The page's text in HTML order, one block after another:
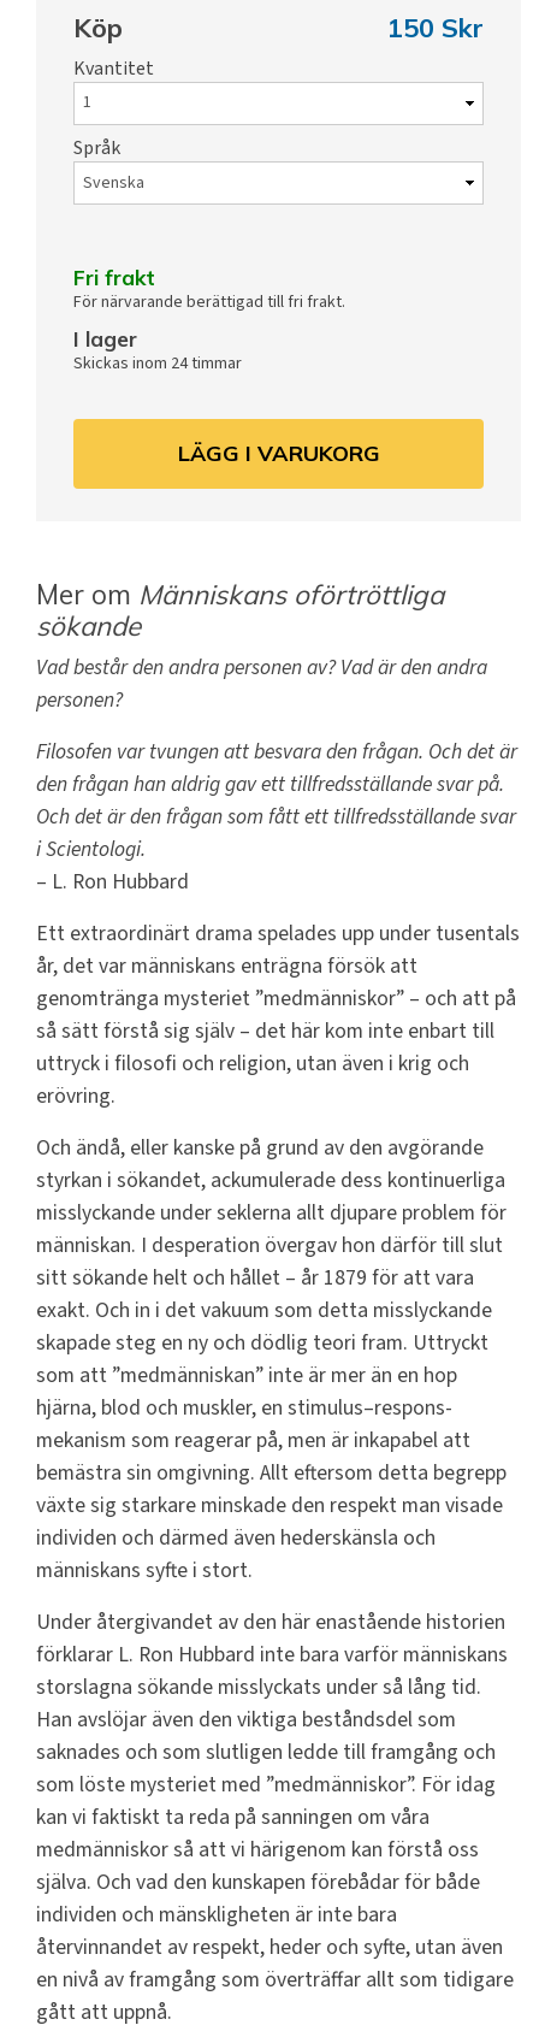
Köp 150 Skr
Kvantitet
Språk
Fri frakt
För närvarande berättigad till fri frakt.
I lager
Skickas inom 24 timmar
LÄGG I VARUKORG
Mer om Människans oförtröttliga
sökande
Vad består den andra personen av? Vad är den andra
personen?
Filosofen var tvungen att besvara den frågan. Och det är
den frågan han aldrig gav ett tillfredsställande svar på.
Och det är den frågan som fått ett tillfredsställande svar
i Scientologi.
– L. Ron Hubbard
Ett extraordinärt drama spelades upp under tusentals
år, det var människans enträgna försök att
genomtränga mysteriet ”medmänniskor” – och att på
så sätt förstå sig själv – det här kom inte enbart till
uttryck i filosofi och religion, utan även i krig och
erövring.
Och ändå, eller kanske på grund av den avgörande
styrkan i sökandet, ackumulerade dess kontinuerliga
misslyckande under seklerna allt djupare problem för
människan. I desperation övergav hon därför till slut
sitt sökande helt och hållet – år 1879 för att vara
exakt. Och in i det vakuum som detta misslyckande
skapade steg en ny och dödlig teori fram. Uttryckt
som att ”medmänniskan” inte är mer än en hop
hjärna, blod och muskler, en stimulus–respons-
mekanism som reagerar på, men är inkapabel att
bemästra sin omgivning. Allt eftersom detta begrepp
växte sig starkare minskade den respekt man visade
individen och därmed även hederskänsla och
människans syfte i stort.
Under återgivandet av den här enastående historien
förklarar L. Ron Hubbard inte bara varför människans
storslagna sökande misslyckats under så lång tid.
Han avslöjar även den viktiga beståndsdel som
saknades och som slutligen ledde till framgång och
som löste mysteriet med ”medmänniskor”. För idag
kan vi faktiskt ta reda på sanningen om våra
medmänniskor så att vi härigenom kan förstå oss
själva. Och vad den kunskapen förebådar för både
individen och mänskligheten är inte bara
återvinnandet av respekt, heder och syfte, utan även
en nivå av framgång som överträffar allt som tidigare
gått att uppnå.